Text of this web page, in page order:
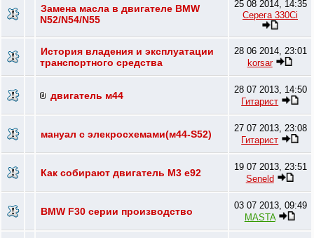
Замена масла в двигателе BMW
N52/N54/N55
25 08 2014, 14:35
Серега 330Ci
История владения и эксплуатации
транспортного средства
28 06 2014, 23:01
korsar
двигатель м44
28 07 2013, 14:50
Гитарист
мануал с элекросхемами(м44-S52)
27 07 2013, 23:08
Гитарист
Как собирают двигатель М3 е92
19 07 2013, 23:51
Seneld
BMW F30 серии производство
03 07 2013, 09:49
MASTA